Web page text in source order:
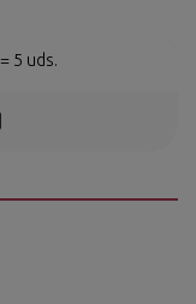
= 5 uds.